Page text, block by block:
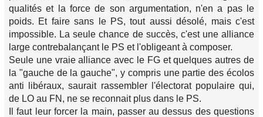
qualités et la force de son argumentation, n'en a pas le
poids. Et faire sans le PS, tout aussi désolé, mais c'est
impossible. La seule chance de succès, c'est une alliance
large contrebalançant le PS et l'obligeant à composer.
Seule une vraie alliance avec le FG et quelques autres de
la "gauche de la gauche", y compris une partie des écolos
anti libéraux, saurait rassembler l'électorat populaire qui,
de LO au FN, ne se reconnait plus dans le PS.
Il faut leur forcer la main, passer au dessus des questions